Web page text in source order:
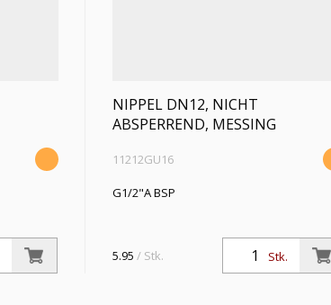
NIPPEL DN12, NICHT
ABSPERREND, MESSING
11212GU16
G1/2"A BSP
Stk.
5.95 / Stk.